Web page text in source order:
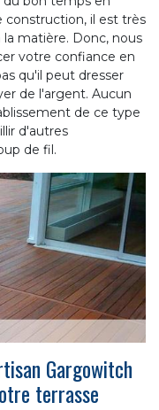
il est très
matière. Donc, nous
votre confiance en
qu'il peut dresser
de l'argent. Aucun
de ce type
d'autres
de fil.
Gargowitch
terrasse